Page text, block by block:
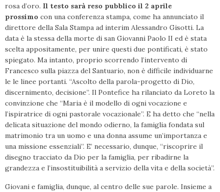
rosa d’oro. Il testo sarà reso pubblico il 2 aprile
prossimo con una conferenza stampa, come ha annunciato il
direttore della Sala Stampa ad interim Alessandro Gisotti. La
data è la stessa della morte di san Giovanni Paolo II ed è stata
scelta appositamente, per unire questi due pontificati, è stato
spiegato. Ma intanto, proprio scorrendo l’intervento di
Francesco sulla piazza del Santuario, non è difficile individuarne
le le linee portanti. “Ascolto della parola-progetto di Dio,
discernimento, decisione”. Il Pontefice ha rilanciato da Loreto la
convinzione che “Maria è il modello di ogni vocazione e
l’ispiratrice di ogni pastorale vocazionale”. E ha detto che “nella
delicata situazione del mondo odierno, la famiglia fondata sul
matrimonio tra un uomo e una donna assume un’importanza e
una missione essenziali”. E’ necessario, dunque, “riscoprire il
disegno tracciato da Dio per la famiglia, per ribadirne la
grandezza e l’insostituibilità a servizio della vita e della società”.
Giovani e famiglia, dunque, al centro delle sue parole. Insieme a